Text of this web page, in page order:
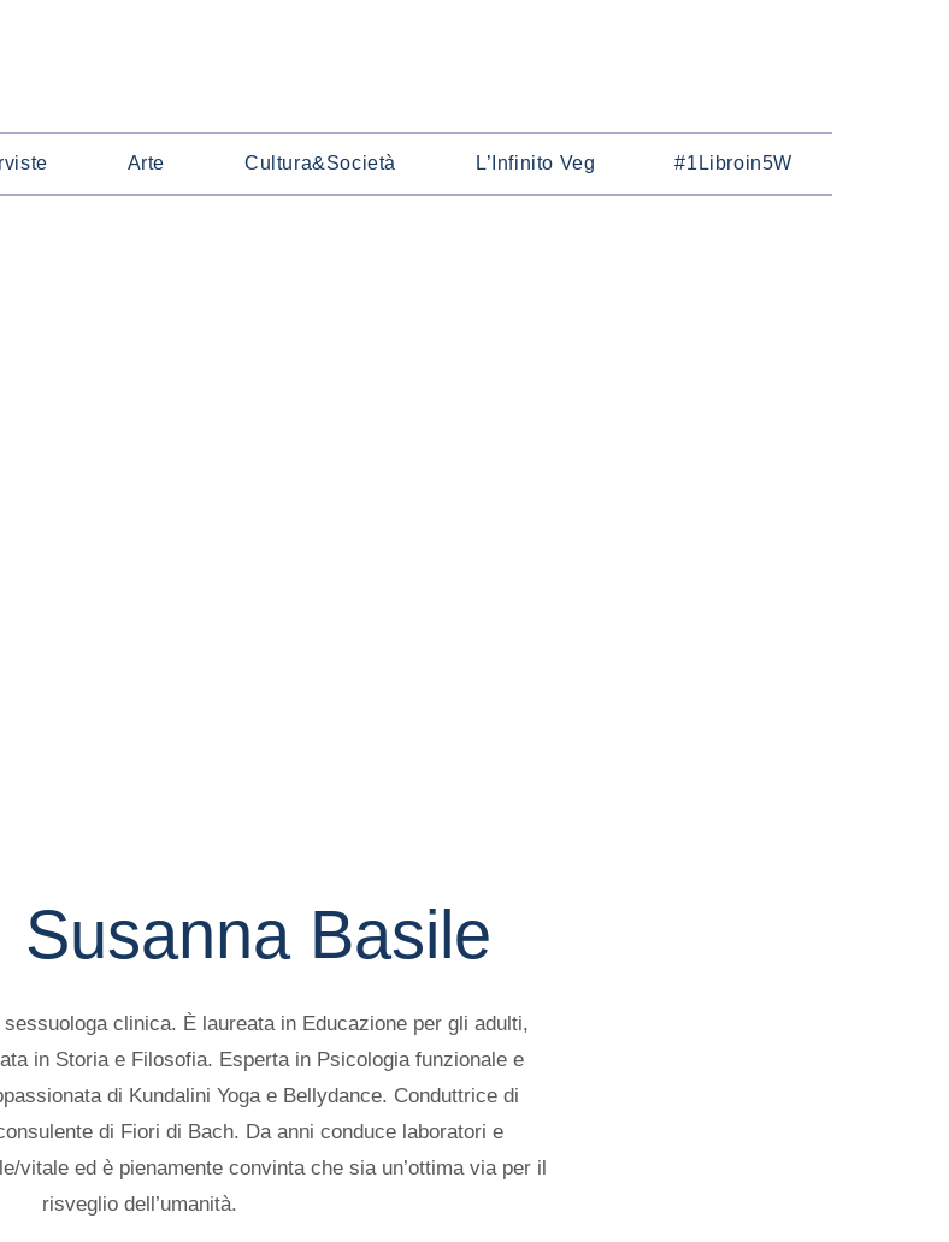
Arte Cultura&Società L’Infinito Veg #1Libroin5W
Susanna Basile
clinica. È laureata in Educazione per gli adulti,
in Storia e Filosofia. Esperta in Psicologia funzionale e
di Kundalini Yoga e Bellydance. Conduttrice di
di Fiori di Bach. Da anni conduce laboratori e
vitale ed è pienamente convinta che sia un’ottima via per il
risveglio dell’umanità.